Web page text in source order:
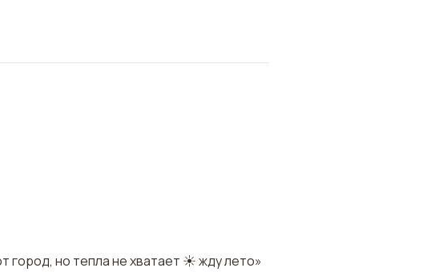
город, но тепла не хватает ☀️ жду лето»